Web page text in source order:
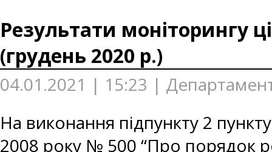
Результати моніторингу
(грудень 2020 р.)
04.01.2021 | 15:23 |
На виконання підпункту 2
2008 року № 500 “Про порядок